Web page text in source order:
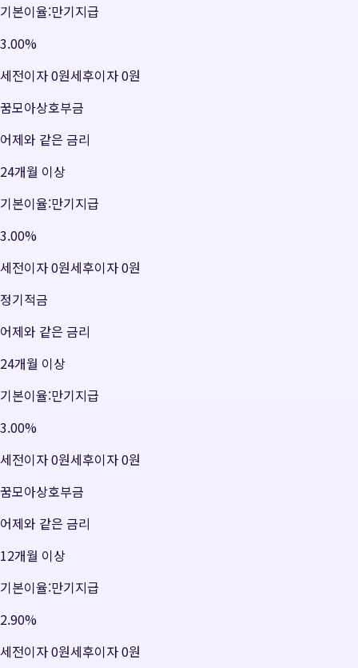
기본이율:만기지급
3.00%
세전이자0원세후이자0원
꿈모아상호부금
어제와 같은 금리
24개월 이상
기본이율:만기지급
3.00%
세전이자0원세후이자0원
정기적금
어제와 같은 금리
24개월 이상
기본이율:만기지급
3.00%
세전이자0원세후이자0원
꿈모아상호부금
어제와 같은 금리
12개월 이상
기본이율:만기지급
2.90%
세전이자0원세후이자0원